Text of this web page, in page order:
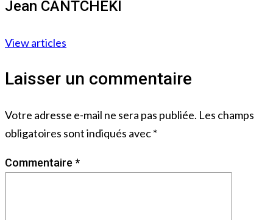
Jean CANTCHEKI
View articles
Laisser un commentaire
Votre adresse e-mail ne sera pas publiée. Les champs
obligatoires sont indiqués avec*
Commentaire *